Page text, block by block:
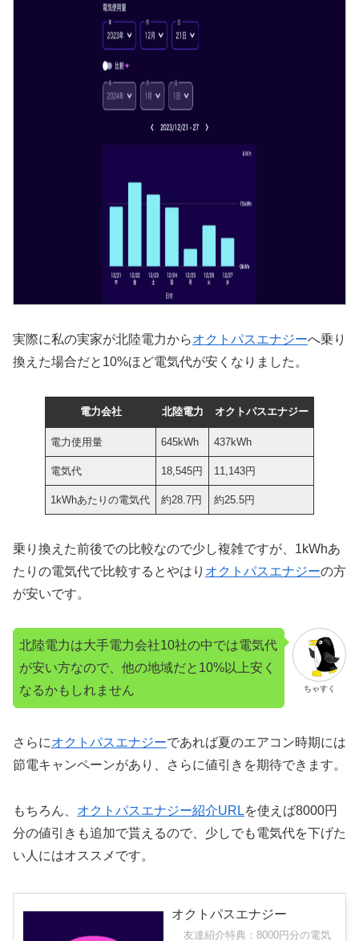
実際に私の実家が北陸電力からオクトパスエナジーへ乗り
換えた場合だと10%ほど電気代が安くなりました。
電力会社 北陸電力 オクトパスエナジー
電力使用量 645kWh 437kWh
電気代 18,545円 11,143円
1kWhあたりの電気代 約28.7円 約25.5円
乗り換えた前後での比較なので少し複雑ですが、1kWhあ
たりの電気代で比較するとやはり オクトパスエナジーの方
が安いです。
ちゃすく
北陸電力は大手電力会社10社の中では電気代
が安い方なので、他の地域だと10%以上安く
なるかもしれません
さらにオクトパスエナジーであれば夏のエアコン時期には
節電キャンペーンがあり、さらに値引きを期待できます。
もちろん、 オクトパスエナジー紹介URLを使えば8000円
分の値引きも追加で貰えるので、少しでも電気代を下げた
い人にはオススメです。
オクトパスエナジー
友達紹介特典：8000円分の電気